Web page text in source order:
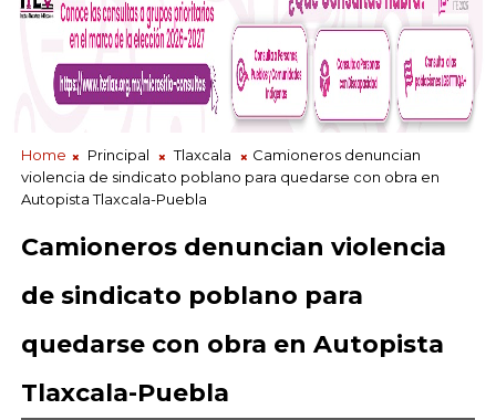
Home Principal Tlaxcala
Camioneros denuncian
violencia de sindicato poblano para quedarse con obra en
Autopista Tlaxcala-Puebla
Camioneros denuncian violencia
de sindicato poblano para
quedarse con obra en Autopista
Tlaxcala-Puebla